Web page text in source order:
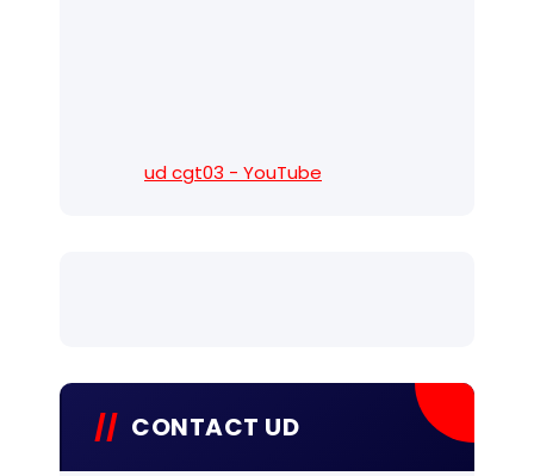
ud cgt03 - YouTube
CONTACT UD